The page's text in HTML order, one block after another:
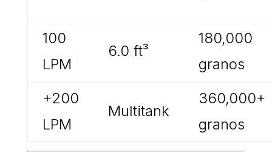
100
LPM
6.0 ft³
180,000
granos
+200
LPM
Multitank
360,000+
granos